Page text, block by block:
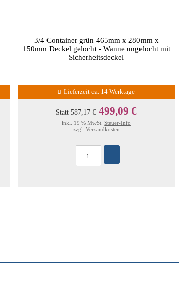
3/4 Container grün 465mm x 280mm x
150mm Deckel gelocht - Wanne ungelocht mit
Sicherheitsdeckel
Lieferzeit ca. 14 Werktage
Statt587,17 € 499,09 €
inkl. 19 % MwSt.Steuer-Info
zzgl. Versandkosten